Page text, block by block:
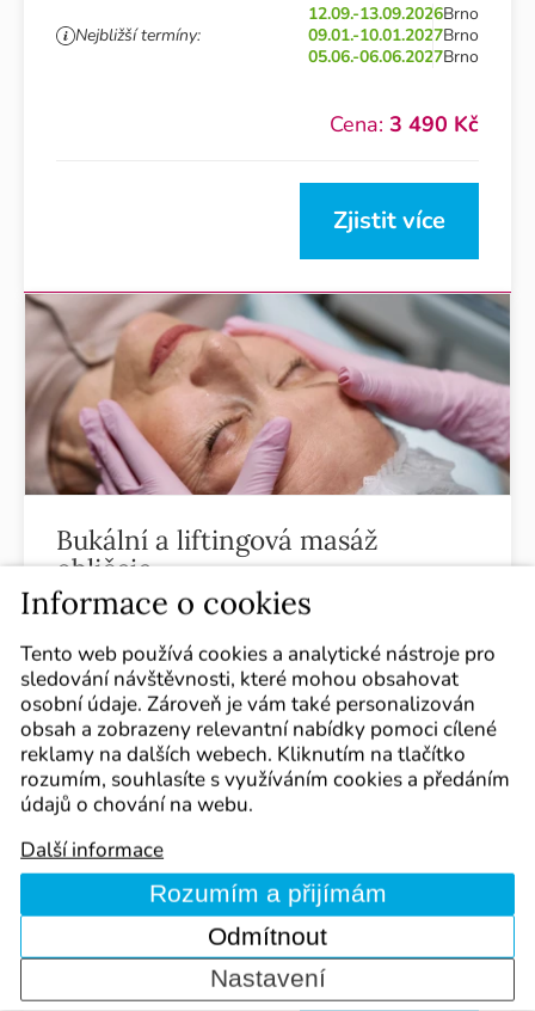
Nejbližší termíny:
12.09.-13.09.2026Brno
09.01.-10.01.2027Brno
05.06.-06.06.2027Brno
Cena: 3 490 Kč
Zjistit více
Bukální a liftingová masáž
obličeje
V rámci kurzu se budeme učit lymfaticko-
liftingovou masáž obličeje a dekoltu spolu s
bukální masáží. Cílem bukální masáže je
důkladné uvolnění mimických a žvýkacích svalů z
vnitřní i vnější strany ústní dutiny a navrácení
normální pružnosti a napětí svalů.
Počet dalších termínů:
Informace o cookies
Tento web používá cookies a analytické nástroje pro
sledování návštěvnosti, které mohou obsahovat
osobní údaje. Zároveň je vám také personalizován
obsah a zobrazeny relevantní nabídky pomoci cílené
reklamy na dalších webech. Kliknutím na tlačítko
rozumím, souhlasíte s využíváním cookies a předáním
údajů o chování na webu.
Další informace
Rozumím a přijímám
Odmítnout
Nastavení